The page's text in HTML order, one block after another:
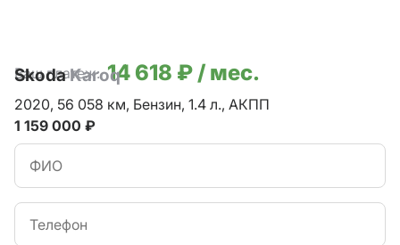
Ваш платеж: 14 618 ₽ / мес.
SkodaKaroq
2020, 56 058 км, Бензин, 1.4 л., АКПП
1 159 000 ₽